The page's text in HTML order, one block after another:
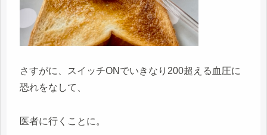
さすがに、スイッチONでいきなり200超える血圧に
恐れをなして、
医者に行くことに。